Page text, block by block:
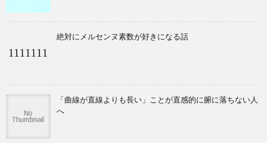
絶対にメルセンヌ素数が好きになる話
「曲線が直線よりも長い」ことが直感的に腑に落ちない人
へ